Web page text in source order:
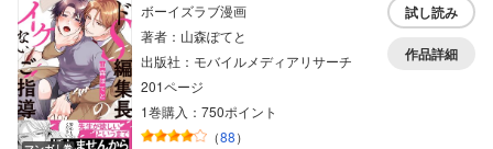
ボーイズラブ漫画
著者：山森ぽてと
出版社：モバイルメディアリサーチ
201ページ
1巻購入：750ポイント
（88）
試し読み
作品詳細